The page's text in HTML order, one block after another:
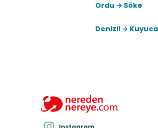
Ordu → Söke
Denizli →